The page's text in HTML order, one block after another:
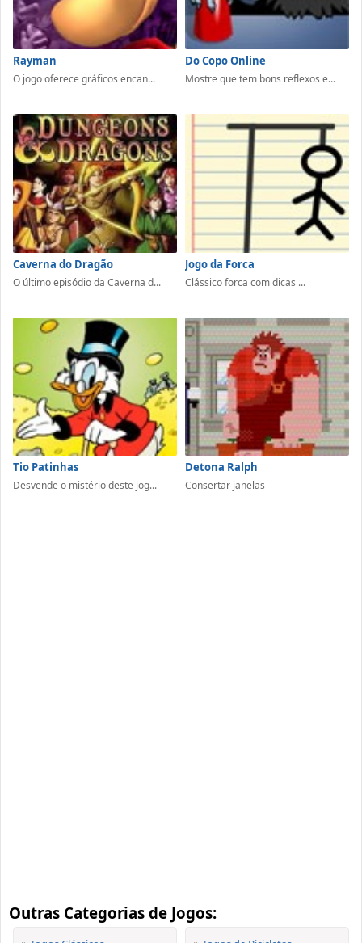
Rayman
O jogo oferece gráficos encan...
Do Copo Online
Mostre que tem bons reflexos e...
Caverna do Dragão
O último episódio da Caverna d...
Jogo da Forca
Clássico forca com dicas ...
Tio Patinhas
Desvende o mistério deste jog...
Detona Ralph
Consertar janelas
Outras Categorias de Jogos: